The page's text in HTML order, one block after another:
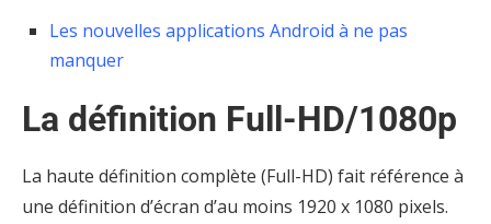
Les nouvelles applications Android à ne pas
manquer
La définition Full-HD/1080p
La haute définition complète (Full-HD) fait référence à
une définition d’écran d’au moins 1920 x 1080 pixels.